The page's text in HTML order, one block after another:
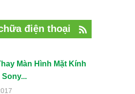
điện thoại
Màn Hình Mặt Kính